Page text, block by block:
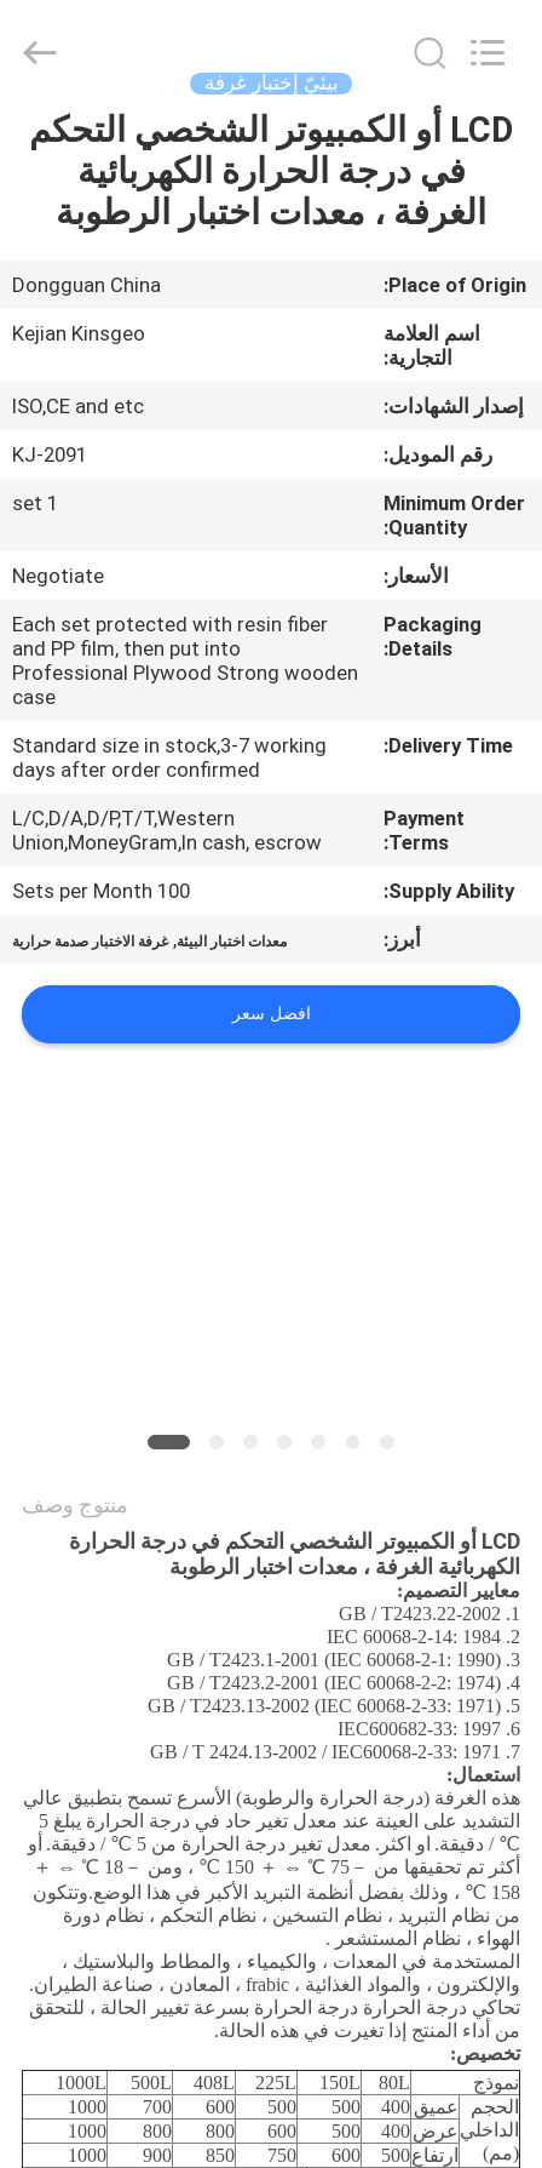
الصفحة
الرئيسية
معلومات
جولة
في
المعمل
الجودة
بنا
اقتباس
الموقع
INSTRUMENT
CO.,LTD.
بيئيّ إختبار غرفة
LCD أو الكمبيوتر الشخصي التحكم
في درجة الحرارة الكهربائية
الغرفة ، معدات اختبار الرطوبة
Place of Origin:
Dongguan China
اسم العلامة
التجارية:
Kejian Kinsgeo
إصدار الشهادات:
ISO,CE and etc
رقم الموديل:
KJ-2091
Minimum Order
Quantity:
1 set
الأسعار:
Negotiate
Packaging
Details:
Each set protected with resin fiber
and PP film, then put into
Professional Plywood Strong wooden
case
Delivery Time:
Standard size in stock,3-7 working
days after order confirmed
Payment
Terms:
L/C,D/A,D/P,T/T,Western
Union,MoneyGram,In cash, escrow
Supply Ability:
100 Sets per Month
أبرز:
معدات اختبار البيئة,غرفة الاختبار صدمة حرارية
افضل سعر
منتوج وصف
LCD أو الكمبيوتر الشخصي التحكم في درجة الحرارة
الكهربائية الغرفة ، معدات اختبار الرطوبة
معايير التصميم:
1. GB / T2423.22-2002
2. IEC 60068-2-14: 1984
3. GB / T2423.1-2001 (IEC 60068-2-1: 1990)
4. GB / T2423.2-2001 (IEC 60068-2-2: 1974)
5. GB / T2423.13-2002 (IEC 60068-2-33: 1971)
6. IEC600682-33: 1997
7. GB / T 2424.13-2002 / IEC60068-2-33: 1971
استعمال:
هذه الغرفة (درجة الحرارة والرطوبة) الأسرع تسمح بتطبيق عالي
التشديد على العينة عند معدل تغير حاد في درجة الحرارة يبلغ 5
℃ / دقيقة. او اكثر. معدل تغير درجة الحرارة من 5 ℃ / دقيقة.
أو
أكثر تم تحقيقها من －75 ℃ ⇔ ＋ 150 ℃ ، ومن －18 ℃ ⇔ ＋
158 ℃ ، وذلك بفضل أنظمة التبريد الأكبر في هذا الوضع.وتتكون
من نظام التبريد ، نظام التسخين ، نظام التحكم ، نظام دورة
الهواء ، نظام المستشعر .
المستخدمة في المعدات ، والكيمياء ، والمطاط والبلاستيك ،
والإلكترون ، والمواد الغذائية ، frabic ، المعادن ، صناعة الطيران.
تحاكي درجة الحرارة درجة الحرارة بسرعة تغيير الحالة ، للتحقق
من أداء المنتج إذا تغيرت في هذه الحالة.
تخصيص:
نموذج
80L
150L
225L
408L
500L
1000L
الحجم
الداخلي
(مم)
عميق 400
500
500
600
700
1000
عرض400
500
600
800
800
1000
ارتفاع500
600
750
850
900
1000